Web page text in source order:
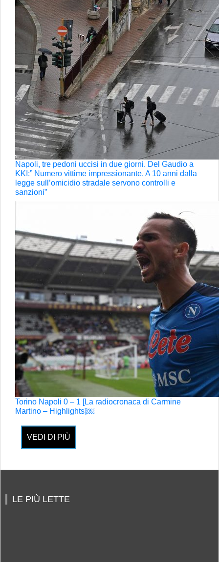
Napoli, tre pedoni uccisi in due giorni. Del Gaudio a
KKI:” Numero vittime impressionante. A 10 anni dalla
legge sull’omicidio stradale servono controlli e
sanzioni”
Torino Napoli 0 – 1 [La radiocronaca di Carmine
Martino – Highlights]￼
VEDI DI PIÙ
LE PIÙ LETTE